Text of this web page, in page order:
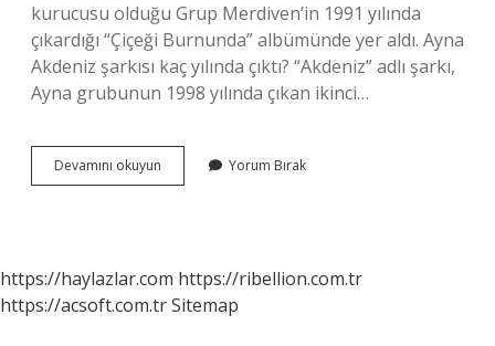
kurucusu olduğu Grup Merdiven’in 1991 yılında
çıkardığı “Çiçeği Burnunda” albümünde yer aldı. Ayna
Akdeniz şarkısı kaç yılında çıktı? “Akdeniz” adlı şarkı,
Ayna grubunun 1998 yılında çıkan ikinci…
Devamını okuyun Akdeniz
Akşamları
Yorum Bırak
https://haylazlar.com https://ribellion.com.tr
https://acsoft.com.trSitemap